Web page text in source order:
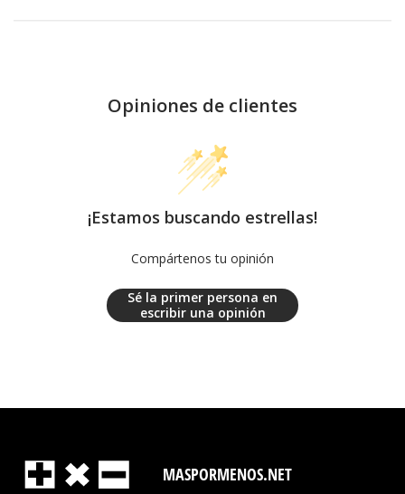
Opiniones de clientes
¡Estamos buscando estrellas!
Compártenos tu opinión
Sé la primer persona en
escribir una opinión
MASPORMENOS.NET